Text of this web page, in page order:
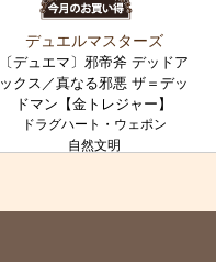
デュエルマスターズ
〔デュエマ〕邪帝斧 デッドア
ックス／真なる邪悪 ザ＝デッ
ドマン【金トレジャー】
ドラグハート・ウェポン
自然文明